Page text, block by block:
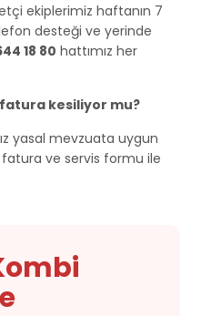
ekiplerimiz haftanın 7
desteği ve yerinde
18 80 hattımız her
kesiliyor mu?
yasal mevzuata uygun
ve servis formu ile